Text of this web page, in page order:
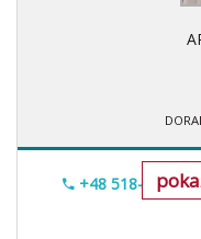
+48 518-706-552